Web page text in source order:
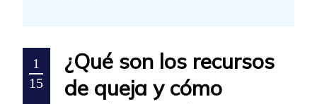
1
15
¿Qué son los recursos
de queja y cómo